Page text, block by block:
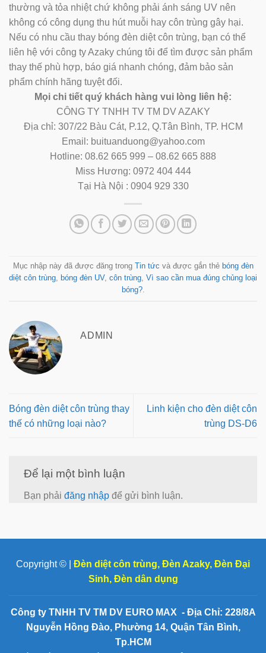
thường và tỏa nhiệt chứ không phải ánh sáng UV nên
không có công dụng thu hút muỗi hay côn trùng gây hại.
Nếu có nhu cầu thay bóng đèn diệt côn trùng, bạn có thể
liên hệ với công ty Azaky chúng tôi để tìm được sản phẩm
thay thế phù hợp, báo giá nhanh chóng, đảm bảo sản
phẩm chính hãng tuyệt đối.
Mọi chi tiết quý khách hàng vui lòng liên hệ:
CÔNG TY TNHH TV TM DV AZAKY
Địa chỉ: 307/22 Bàu Cát, P.12, Q.Tân Bình, TP. HCM
Email: buituanduong@yahoo.com
Hotline: 08.62 665 999 – 08.62 665 888
Miss Hương: 0972 404 444
Tại Hà Nội : 0904 929 330
Mục nhập này đã được đăng trong Tin tức và được gắn thẻ bóng đèn
diệt côn trùng, bóng đèn UV, côn trùng, Vì sao cần mua đúng chủng loại
bóng?.
ADMIN
Bóng đèn diệt côn trùng thay
thế có những loại nào?
Linh kiện cho đèn diệt côn
trùng DS-D6
Để lại một bình luận
Bạn phải đăng nhập để gửi bình luận.
Copyright © | Đèn diệt côn trùng, Đèn Azaky, Đèn Đại
Sinh, Đèn dân dụng
Công ty TNHH TV TM DV EURO MAX - Địa Chỉ: 228/8A
Nguyễn Hồng Đào, Phường 14, Quận Tân Bình,
Tp.HCM